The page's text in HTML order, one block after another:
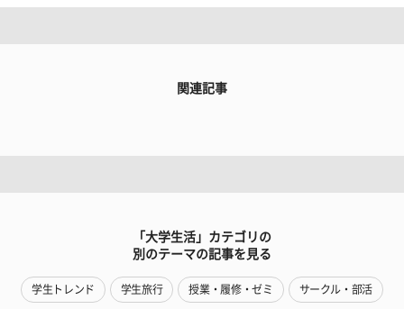
関連記事
「大学生活」カテゴリの
別のテーマの記事を見る
学生トレンド 学生旅行 授業・履修・ゼミ サークル・部活